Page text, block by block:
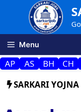
Menu
AP AS BH CH
SARKARI YOJNA